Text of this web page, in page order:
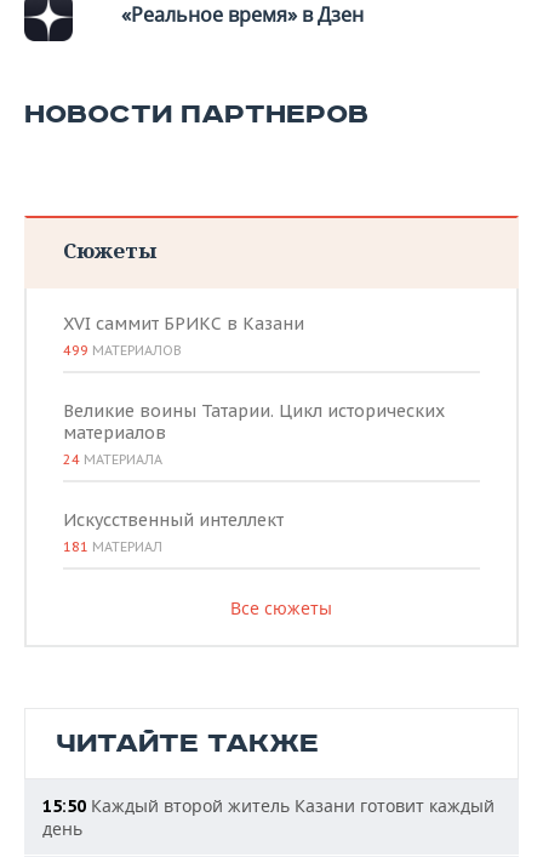
«Реальное время» в Дзен
НОВОСТИ ПАРТНЕРОВ
Сюжеты
XVI саммит БРИКС в Казани
499 МАТЕРИАЛОВ
Великие воины Татарии. Цикл исторических
материалов
24 МАТЕРИАЛА
Искусственный интеллект
181 МАТЕРИАЛ
Все сюжеты
ЧИТАЙТЕ ТАКЖЕ
15:50 Каждый второй житель Казани готовит каждый
день